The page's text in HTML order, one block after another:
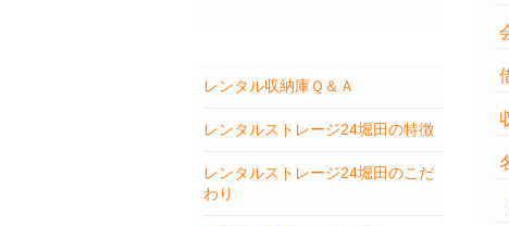
レンタル収納庫Ｑ＆Ａ
レンタルストレージ24堀田の特徴
レンタルストレージ24堀田のこだ
わり